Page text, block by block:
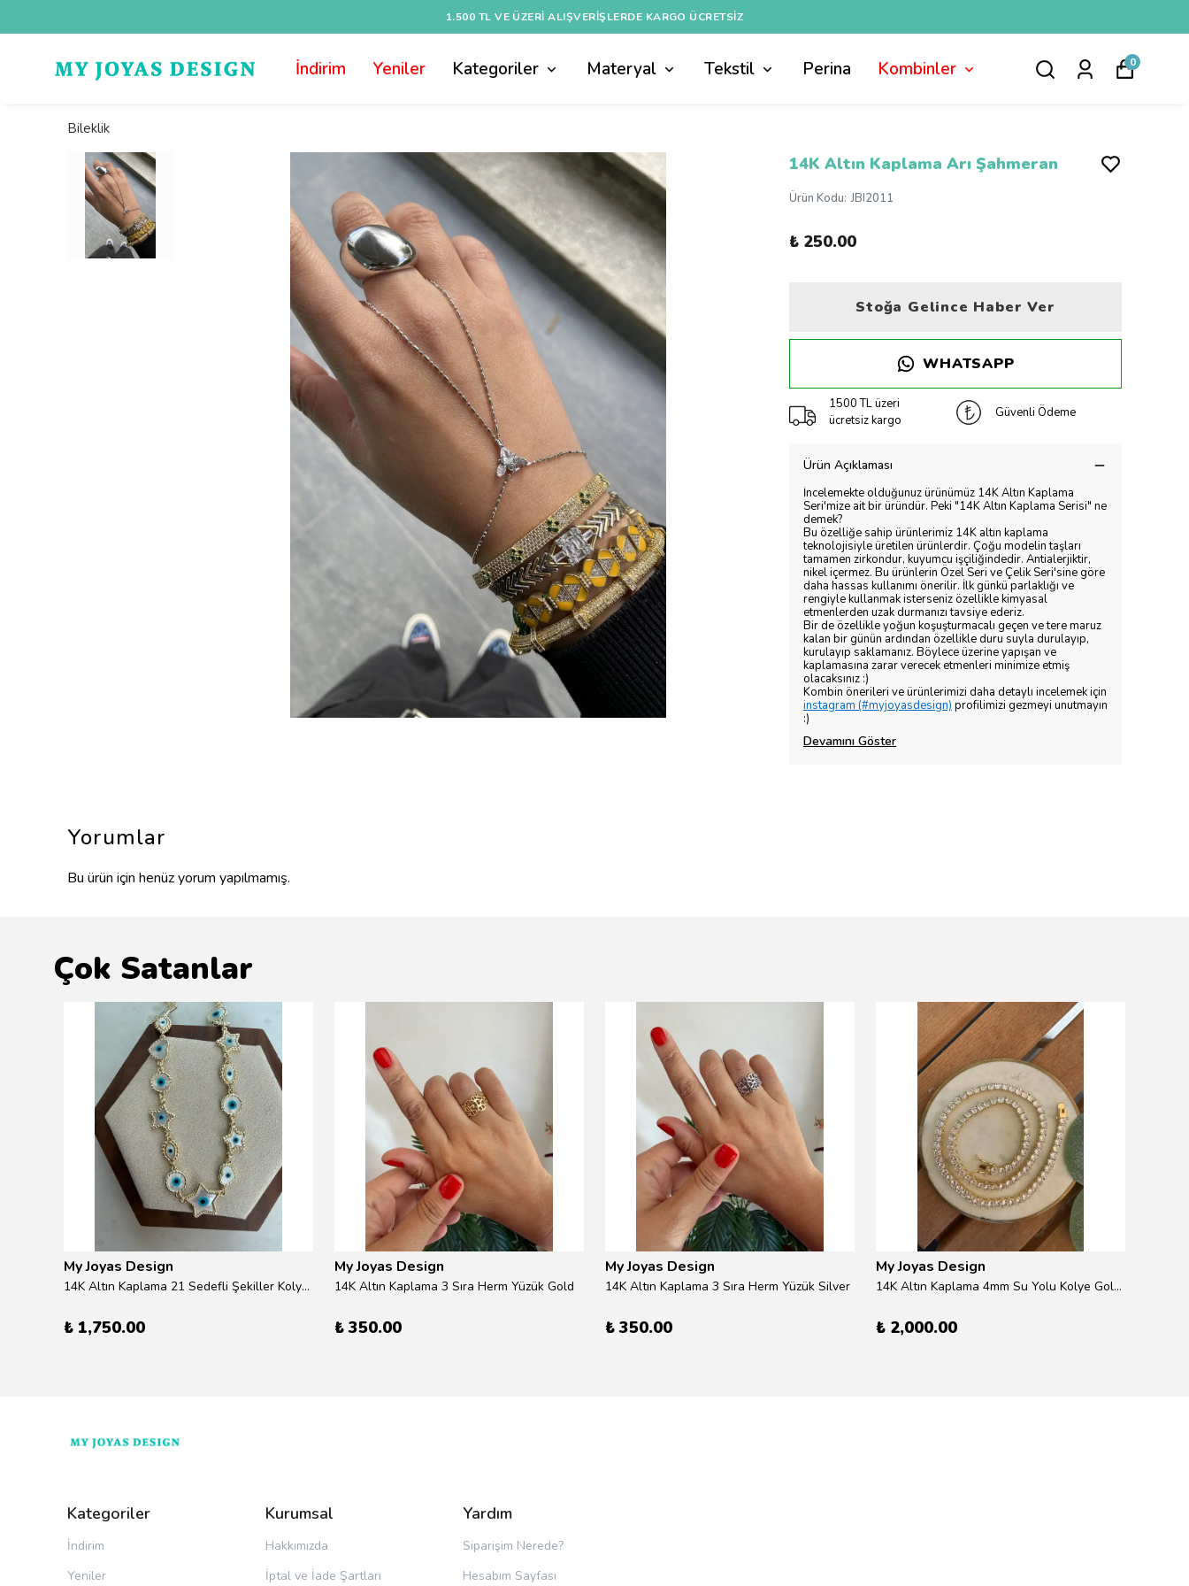
1.500 TL VE ÜZERI ALIŞVERIŞLERDE KARGO ÜCRETSİZ
İndirim Yeniler Kategoriler Materyal Tekstil Perina Kombinler 0
Bileklik
14K Altın Kaplama Arı Şahmeran
Ürün Kodu: JBI2011
₺ 250.00
Stoğa Gelince Haber Ver
WHATSAPP
1500 TL üzeri
ücretsiz kargo
Güvenli Ödeme
Ürün Açıklaması
İncelemekte olduğunuz ürünümüz 14K Altın Kaplama
Seri'mize ait bir üründür. Peki "14K Altın Kaplama Serisi" ne
demek?
Bu özelliğe sahip ürünlerimiz 14K altın kaplama
teknolojisiyle üretilen ürünlerdir. Çoğu modelin taşları
tamamen zirkondur, kuyumcu işçiliğindedir. Antialerjiktir,
nikel içermez. Bu ürünlerin Özel Seri ve Çelik Seri'sine göre
daha hassas kullanımı önerilir. İlk günkü parlaklığı ve
rengiyle kullanmak isterseniz özellikle kimyasal
etmenlerden uzak durmanızı tavsiye ederiz.
Bir de özellikle yoğun koşuşturmacalı geçen ve tere maruz
kalan bir günün ardından özellikle duru suyla durulayıp,
kurulayıp saklamanız. Böylece üzerine yapışan ve
kaplamasına zarar verecek etmenleri minimize etmiş
olacaksınız :)
Kombin önerileri ve ürünlerimizi daha detaylı incelemek için
instagram (#myjoyasdesign) profilimizi gezmeyi unutmayın
:)
Devamını Göster
Yorumlar
Bu ürün için henüz yorum yapılmamış.
Çok Satanlar
My Joyas Design
14K Altın Kaplama 21 Sedefli Şekiller Kolye 46cm
₺ 1,750.00
My Joyas Design
14K Altın Kaplama 3 Sıra Herm Yüzük Gold
₺ 350.00
My Joyas Design
14K Altın Kaplama 3 Sıra Herm Yüzük Silver
₺ 350.00
My Joyas Design
14K Altın Kaplama 4mm Su Yolu Kolye Gold 41cm
₺ 2,000.00
Kategoriler
İndirim
Yeniler
Kurumsal
Hakkımızda
İptal ve İade Şartları
Yardım
Siparişim Nerede?
Hesabım Sayfası